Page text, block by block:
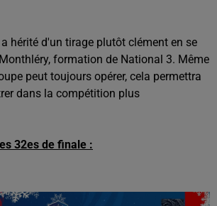
hérité d'un tirage plutôt clément en se
formation de National 3. Même
peut toujours opérer, cela permettra
dans la compétition plus
32es de finale :